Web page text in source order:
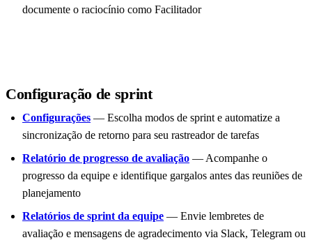
documente o raciocínio como Facilitador
Configuração de sprint
Configurações — Escolha modos de sprint e automatize a
sincronização de retorno para seu rastreador de tarefas
Relatório de progresso de avaliação — Acompanhe o
progresso da equipe e identifique gargalos antes das reuniões de
planejamento
Relatórios de sprint da equipe — Envie lembretes de
avaliação e mensagens de agradecimento via Slack, Telegram ou